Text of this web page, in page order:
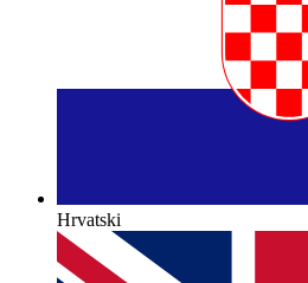
Hrvatski